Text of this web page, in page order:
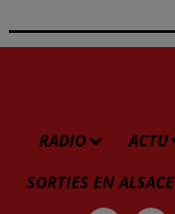
RADIO ACTU
SORTIES EN ALSACE